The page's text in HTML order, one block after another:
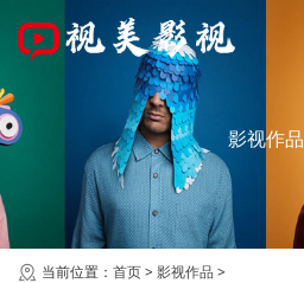
影视作品
当前位置： 首页>影视作品 >